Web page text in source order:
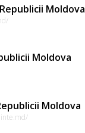
Moldova
Moldova
Moldova